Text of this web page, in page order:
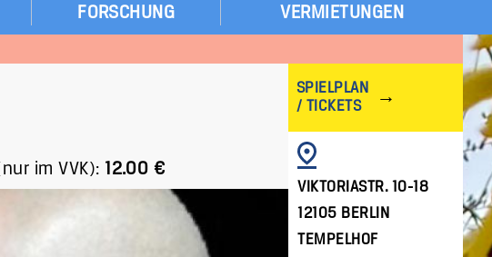
FORSCHUNG
VERMIETUNGEN
im VVK): 12.00 €
SPIELPLAN
/ TICKETS
BILD
VIKTORIASTR. 10-18
12105 BERLIN
TEMPELHOF